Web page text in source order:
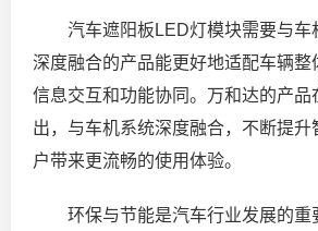
汽车遮阳板LED灯模块需要与车
深度融合的产品能更好地适配车辆整
信息交互和功能协同。万和达的产品
出，与车机系统深度融合，不断提升
户带来更流畅的使用体验。
环保与节能是汽车行业发展的